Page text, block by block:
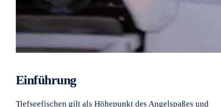
Einführung
Tiefseefischen gilt als Höhepunkt des Angelspaßes und